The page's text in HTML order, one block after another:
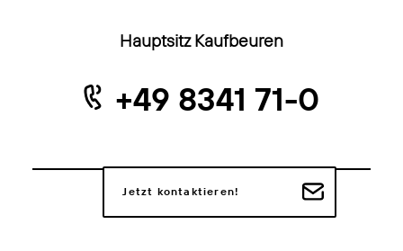
Hauptsitz Kaufbeuren
+49 8341 71-0
Jetzt kontaktieren!